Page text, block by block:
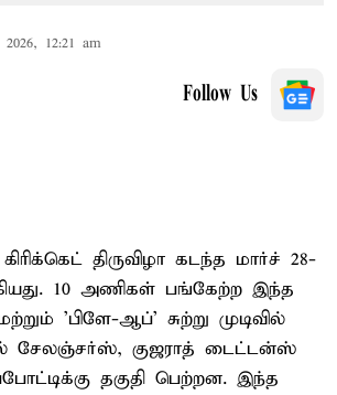
12:21 am
Follow Us
திருவிழா கடந்த மார்ச் 28-
10 அணிகள் பங்கேற்ற இந்த
'பிளே-ஆப்' சுற்று முடிவில்
சேலஞ்சர்ஸ், குஜராத் டைட்டன்ஸ்
தகுதி பெற்றன. இந்த